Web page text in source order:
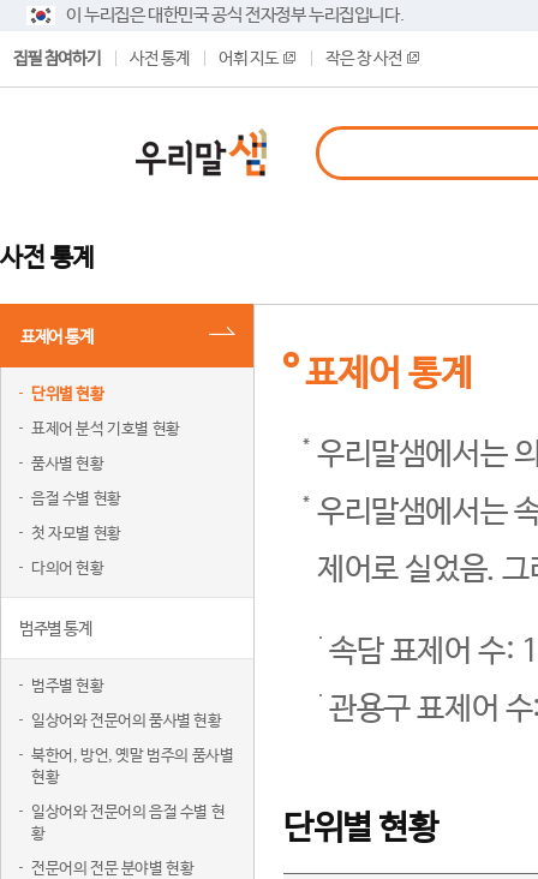
이 누리집은 대한민국 공식 전자정부 누리집입니다.
집필 참여하기 사전 통계 어휘 지도 작은 창 사전
사전 통계
표제어 통계
단위별 현황
표제어 분석 기호별 현황
품사별 현황
음절 수별 현황
첫 자모별 현황
다의어 현황
범주별 통계
범주별 현황
일상어와 전문어의 품사별 현황
북한어, 방언, 옛말 범주의 품사별
현황
일상어와 전문어의 음절 수별 현
황
전문어의 전문 분야별 현황
표제어 통계
우리말샘에서는
우리말샘에서는
제어로 실었음.
속담 표제어 수:
관용구 표제어
단위별 현황